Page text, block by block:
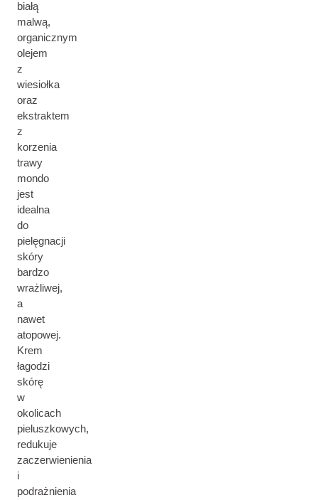
białą
malwą,
organicznym
olejem
z
wiesiołka
oraz
ekstraktem
z
korzenia
trawy
mondo
jest
idealna
do
pielęgnacji
skóry
bardzo
wrażliwej,
a
nawet
atopowej.
Krem
łagodzi
skórę
w
okolicach
pieluszkowych,
redukuje
zaczerwienienia
i
podrażnienia